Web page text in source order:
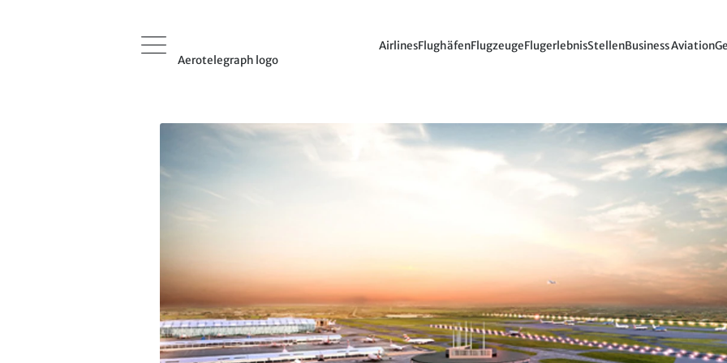
Aerotelegraph logo
AirlinesFlughäfenFlugzeugeFlugerlebnisStellenBusiness Aviation